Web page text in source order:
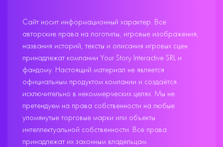
Сайт носит информационный характер. Все
авторские права на логотипы, игровые изображения,
названия историй, тексты и описания игровых сцен
принадлежат компании Your Story Interactive SRL и
фандому. Настоящий материал не является
официальным продуктом компании и создаётся
исключительно в некоммерческих целях. Мы не
претендуем на права собственности на любые
упомянутые торговые марки или объекты
интеллектуальной собственности. Все права
принадлежат их законным владельцам.